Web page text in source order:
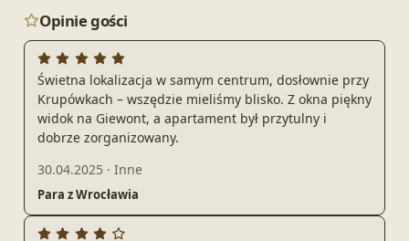
Opinie gości
Świetna lokalizacja w samym centrum, dosłownie przy
Krupówkach – wszędzie mieliśmy blisko. Z okna piękny
widok na Giewont, a apartament był przytulny i
dobrze zorganizowany.
30.04.2025 · Inne
Para z Wrocławia